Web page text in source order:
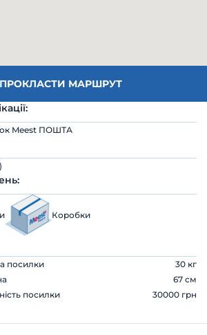
ПРОКЛАСТИ МАРШРУТ
Meest ПОШТА
Коробки
посилки
30 кг
67 см
посилки
30000 грн